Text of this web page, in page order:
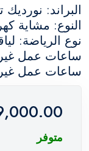
البراند: نورديك
النوع: مشاية
نوع الرياضة:
ساعات عمل
ساعات عمل
متوفر